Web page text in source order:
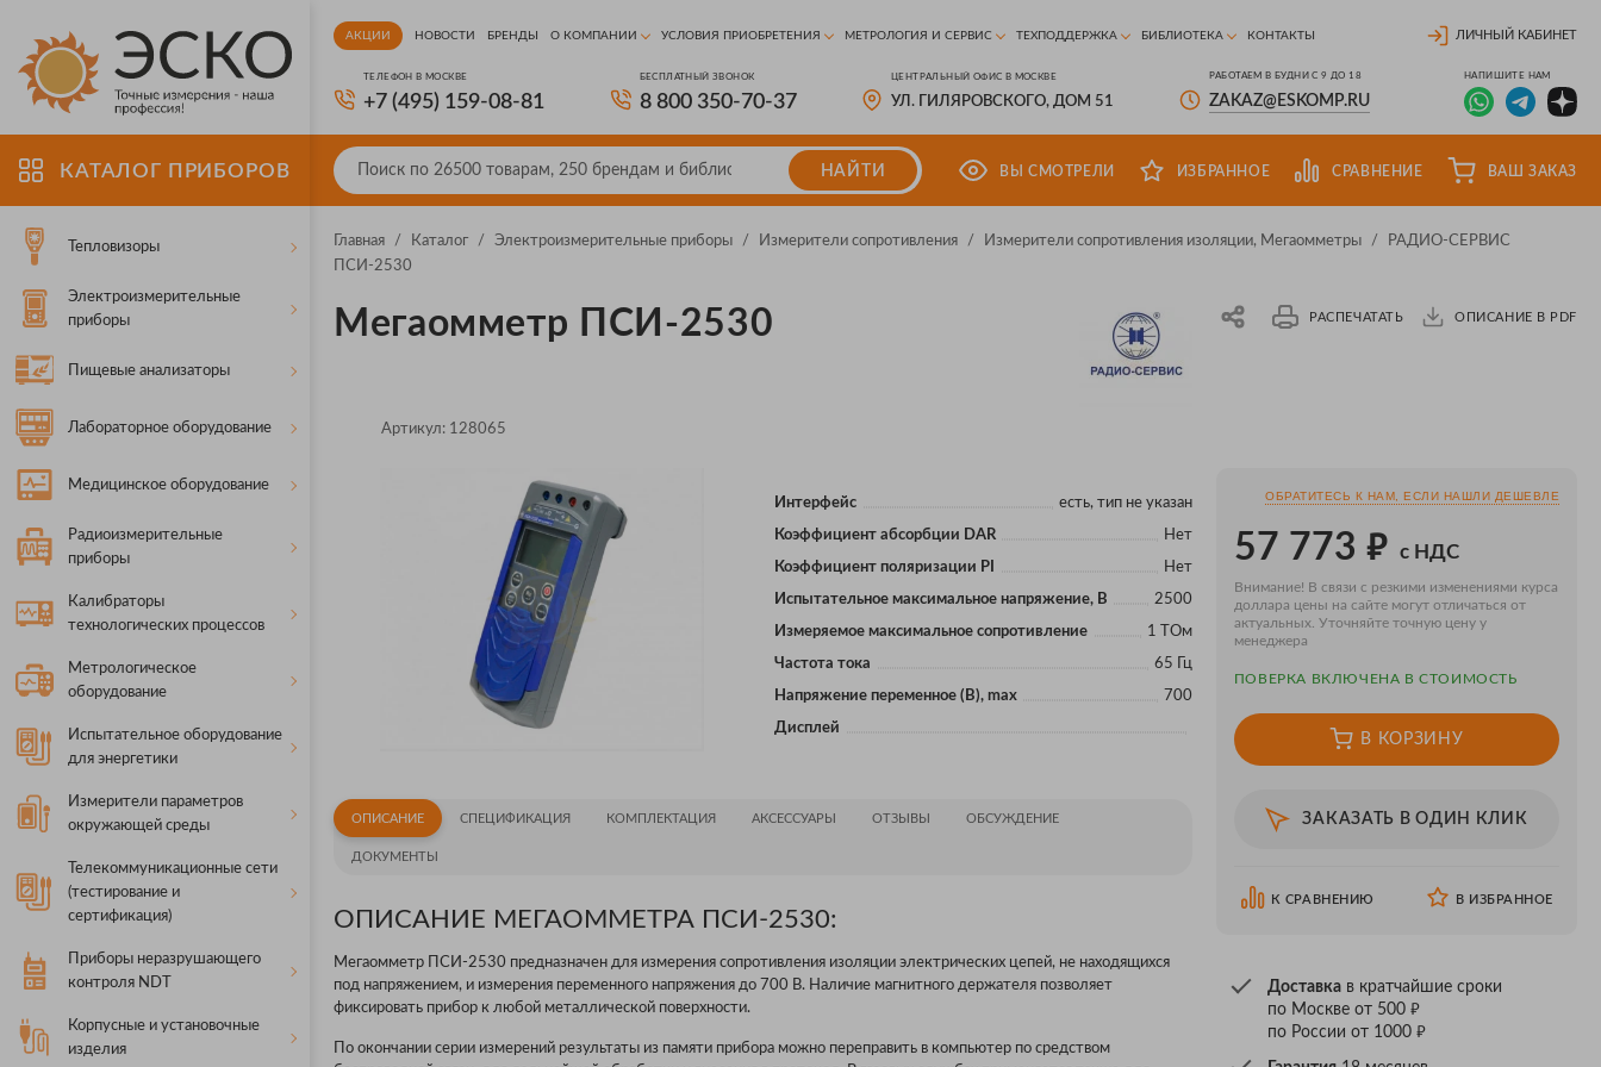
КАТАЛОГ ПРИБОРОВ
Тепловизоры
Электроизмерительные
приборы
Пищевые анализаторы
Лабораторное оборудование
Медицинское оборудование
Радиоизмерительные
приборы
Калибраторы
технологических процессов
Метрологическое
оборудование
Испытательное оборудование
для энергетики
Измерители параметров
окружающей среды
Телекоммуникационные сети
(тестирование и
сертификация)
Приборы неразрушающего
контроля NDT
Корпусные и установочные
изделия
АКЦИИ НОВОСТИ БРЕНДЫ О КОМПАНИИ УСЛОВИЯ ПРИОБРЕТЕНИЯ МЕТРОЛОГИЯ И СЕРВИС ТЕХПОДДЕРЖКА БИБЛИОТЕКА КОНТАКТЫ ЛИЧНЫЙ КАБИНЕТ
ТЕЛЕФОН В МОСКВЕ
+7 (495) 159-08-81
БЕСПЛАТНЫЙ ЗВОНОК
8 800 350-70-37
ЦЕНТРАЛЬНЫЙ ОФИС В МОСКВЕ
УЛ. ГИЛЯРОВСКОГО, ДОМ 51
РАБОТАЕМ В БУДНИ С 9 ДО 18
ZAKAZ@ESKOMP.RU
НАПИШИТЕ НАМ
НАЙТИ ВЫ СМОТРЕЛИ ИЗБРАННОЕ СРАВНЕНИЕ ВАШ ЗАКАЗ
Главная / Каталог / Электроизмерительные приборы / Измерители сопротивления / Измерители сопротивления изоляции, Мегаомметры /
РАДИО-СЕРВИС
ПСИ-2530
Мегаомметр ПСИ-2530 РАСПЕЧАТАТЬ ОПИСАНИЕ В PDF
Артикул: 128065
Интерфейс есть, тип не указан
Коэффициент абсорбции DAR Нет
Коэффициент поляризации PI Нет
Испытательное максимальное напряжение, В 2500
Измеряемое максимальное сопротивление 1 ТОм
Частота тока 65 Гц
Напряжение переменное (В), max 700
Дисплей
ОПИСАНИЕ СПЕЦИФИКАЦИЯ КОМПЛЕКТАЦИЯ АКСЕССУАРЫ ОТЗЫВЫ ОБСУЖДЕНИЕ
ДОКУМЕНТЫ
ОПИСАНИЕ МЕГАОММЕТРА ПСИ-2530:
Мегаомметр ПСИ-2530 предназначен для измерения сопротивления изоляции электрических цепей, не находящихся
под напряжением, и измерения переменного напряжения до 700 В. Наличие магнитного держателя позволяет
фиксировать прибор к любой металлической поверхности.
По окончании серии измерений результаты из памяти прибора можно переправить в компьютер по средством
ОБРАТИТЕСЬ К НАМ, ЕСЛИ НАШЛИ ДЕШЕВЛЕ
57 773 ₽ с НДС
Внимание! В связи с резкими изменениями курса
доллара цены на сайте могут отличаться от
актуальных. Уточняйте точную цену у
менеджера
ПОВЕРКA ВКЛЮЧЕНА В СТОИМОСТЬ
В КОРЗИНУ
ЗАКАЗАТЬ В ОДИН КЛИК
К СРАВНЕНИЮ В ИЗБРАННОЕ
Доставкав кратчайшие сроки
по Москве от 500 ₽
по России от 1000 ₽